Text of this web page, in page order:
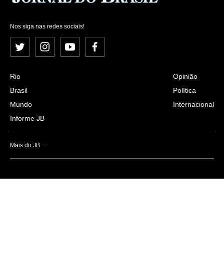
Nos siga nas redes sociais!
Twitter InstagramYouTubeFacebook
Rio
Brasil
Mundo
Informe JB
Opinião
Política
Internacional
Mais do JB
Esportes